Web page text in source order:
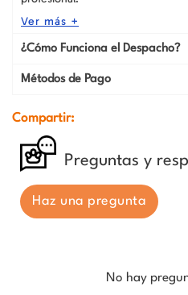
Ver más +
¿Cómo Funciona el Despacho?
Métodos de Pago
Compartir:
Preguntas y
Haz una pregunta
No hay